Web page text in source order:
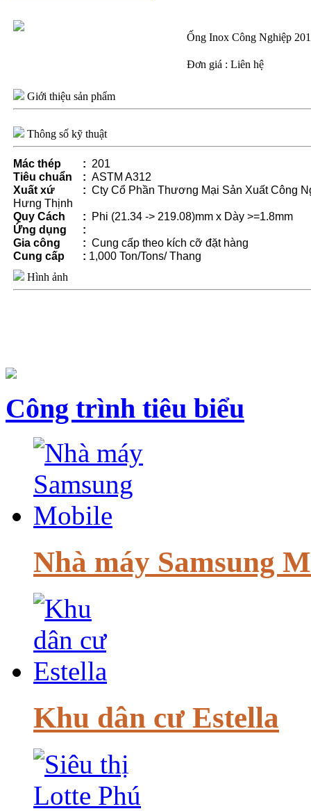
Ống Inox Công Nghiệp 201
Đơn giá : Liên hệ
Giới thiệu sản phẩm
Thông số kỹ thuật
Mác thép : 201
Tiêu chuẩn
: ASTM A312
Xuất xứ
: Cty Cổ Phần Thương Mại Sản Xuất Công
Hưng Thịnh
Quy Cách
:
Phi (21.34 -> 219.08)mm x Dày >=1.8mm
Ứng dụng
:
Gia công
: Cung cấp theo kích cỡ đặt hàng
Cung cấp
: 1,000 Ton/Tons/ Thang
Hình ảnh
Công trình tiêu biểu
Nhà máy Samsung
Khu dân cư Estella